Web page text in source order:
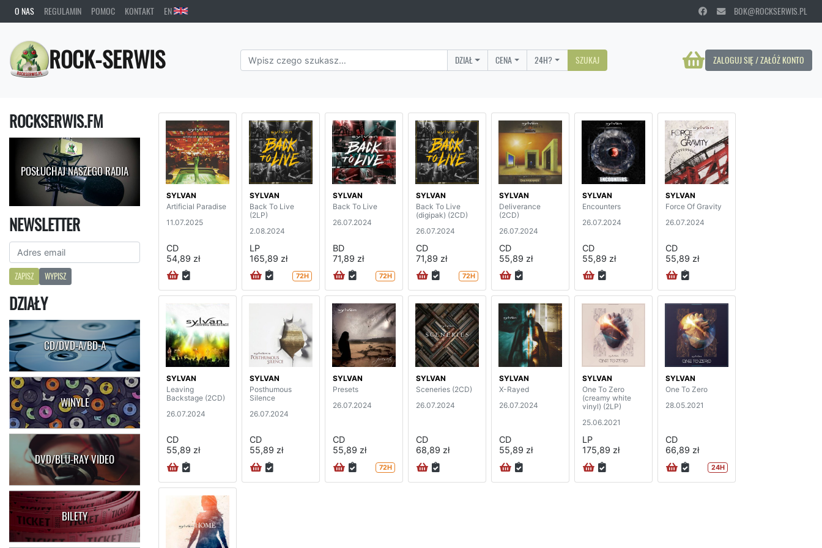
O NAS REGULAMIN POMOC KONTAKT EN BOK@ROCKSERWIS.PL
ROCK-SERWIS ZALOGUJ SIĘ / ZAŁÓŻ KONTO
DZIAŁ CENA 24H? SZUKAJ
ROCKSERWIS.FM
POSŁUCHAJ NASZEGO RADIA
NEWSLETTER
ZAPISZ WYPISZ
DZIAŁY
CD/DVD-A/BD-A
WINYLE
DVD/BLU-RAY VIDEO
BILETY
SYLVAN
Artificial Paradise
11.07.2025
CD
54,89 zł
SYLVAN
Back To Live
(2LP)
2.08.2024
LP
165,89 zł
72H
SYLVAN
Back To Live
26.07.2024
BD
71,89 zł
72H
SYLVAN
Back To Live
(digipak) (2CD)
26.07.2024
CD
71,89 zł
72H
SYLVAN
Deliverance
(2CD)
26.07.2024
CD
55,89 zł
SYLVAN
Encounters
26.07.2024
CD
55,89 zł
SYLVAN
Force Of Gravity
26.07.2024
CD
55,89 zł
SYLVAN
Leaving
Backstage (2CD)
26.07.2024
CD
55,89 zł
SYLVAN
Posthumous
Silence
26.07.2024
CD
55,89 zł
SYLVAN
Presets
26.07.2024
CD
55,89 zł
72H
SYLVAN
Sceneries (2CD)
26.07.2024
CD
68,89 zł
SYLVAN
X-Rayed
26.07.2024
CD
55,89 zł
SYLVAN
One To Zero
(creamy white
vinyl) (2LP)
25.06.2021
LP
175,89 zł
SYLVAN
One To Zero
28.05.2021
CD
66,89 zł
24H